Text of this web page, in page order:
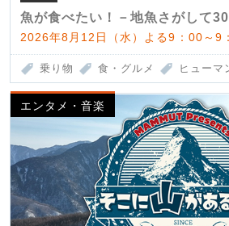
魚が食べたい！－地魚さがして
2026年8月12日（水）よる9：00～9
乗り物 食・グルメ ヒューマ
エンタメ・音楽